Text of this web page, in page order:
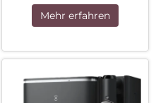
Mehr erfahren